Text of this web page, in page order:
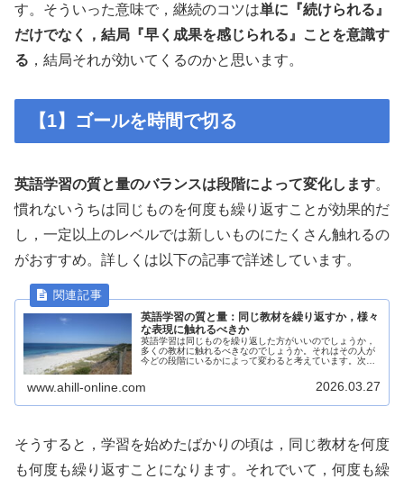
す。そういった意味で，継続のコツは単に『続けられる』
だけでなく，結局『早く成果を感じられる』ことを意識す
る ，結局それが効いてくるのかと思います。
【1】ゴールを時間で切る
英語学習の質と量のバランスは段階によって変化します。
慣れないうちは同じものを何度も繰り返すことが効果的だ
し，一定以上のレベルでは新しいものにたくさん触れるの
がおすすめ。詳しくは以下の記事で詳述しています。
英語学習の質と量：同じ教材を繰り返すか，様々
な表現に触れるべきか
英語学習は同じものを繰り返した方がいいのでしょうか，
多くの教材に触れるべきなのでしょうか。それはその人が
今どの段階にいるかによって変わると考えています。次の
www.ahill-online.com 2026.03.27
そうすると，学習を始めたばかりの頃は，同じ教材を何度
も何度も繰り返すことになります。それでいて，何度も繰